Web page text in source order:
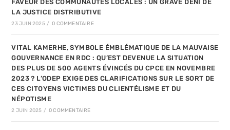
FAVEUR DES COMMUNAUTÉS LOCALES : UN GRAVE DÉNI DE
LA JUSTICE DISTRIBUTIVE
23 JUIN 2025 / 0 COMMENTAIRE
VITAL KAMERHE, SYMBOLE ÉMBLÉMATIQUE DE LA MAUVAISE
GOUVERNANCE EN RDC : QU’EST DEVENUE LA SITUATION
DES PLUS DE 500 AGENTS ÉVINCÉS DU CPCE EN NOVEMBRE
2023 ? L’ODEP EXIGE DES CLARIFICATIONS SUR LE SORT DE
CES CITOYENS VICTIMES DU CLIENTÉLISME ET DU
NÉPOTISME
2 JUIN 2025 / 0 COMMENTAIRE